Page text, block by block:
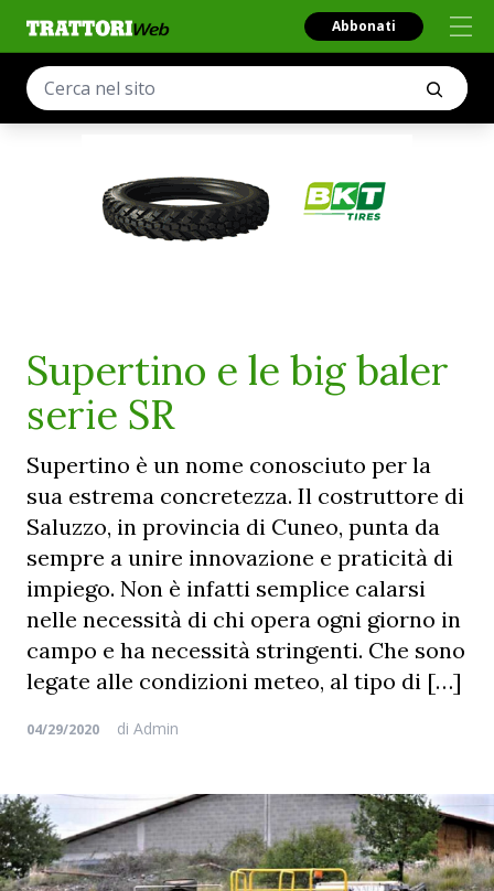
Abbonati
Supertino e le big baler
serie SR
Supertino è un nome conosciuto per la
sua estrema concretezza. Il costruttore di
Saluzzo, in provincia di Cuneo, punta da
sempre a unire innovazione e praticità di
impiego. Non è infatti semplice calarsi
nelle necessità di chi opera ogni giorno in
campo e ha necessità stringenti. Che sono
legate alle condizioni meteo, al tipo di […]
04/29/2020 di Admin